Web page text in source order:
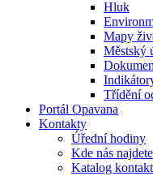
Hluk
Mapy
Městský
Třídění
Portál Opavana
Kontakty
Úřední hodiny
Kde nás najdete
Katalog